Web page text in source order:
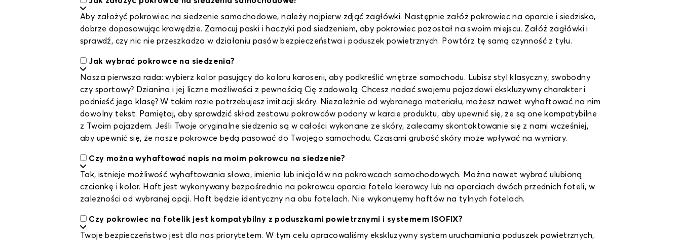
Aby założyć pokrowiec na siedzenie samochodowe, należy najpierw zdjąć zagłówki. Następnie załóż pokrowiec na oparcie i siedzisko,
dobrze dopasowując krawędzie. Zamocuj paski i haczyki pod siedzeniem, aby pokrowiec pozostał na swoim miejscu. Załóż zagłówki i
sprawdź, czy nic nie przeszkadza w działaniu pasów bezpieczeństwa i poduszek powietrznych. Powtórz tę samą czynność z tyłu.
Jak wybrać pokrowce na siedzenia?
Nasza pierwsza rada: wybierz kolor pasujący do koloru karoserii, aby podkreślić wnętrze samochodu. Lubisz styl klasyczny, swobodny
czy sportowy? Dzianina i jej liczne możliwości z pewnością Cię zadowolą. Chcesz nadać swojemu pojazdowi ekskluzywny charakter i
podnieść jego klasę? W takim razie potrzebujesz imitacji skóry. Niezależnie od wybranego materiału, możesz nawet wyhaftować na nim
dowolny tekst. Pamiętaj, aby sprawdzić skład zestawu pokrowców podany w karcie produktu, aby upewnić się, że są one kompatybilne
z Twoim pojazdem. Jeśli Twoje oryginalne siedzenia są w całości wykonane ze skóry, zalecamy skontaktowanie się z nami wcześniej,
aby upewnić się, że nasze pokrowce będą pasować do Twojego samochodu. Czasami grubość skóry może wpływać na wymiary.
Czy można wyhaftować napis na moim pokrowcu na siedzenie?
Tak, istnieje możliwość wyhaftowania słowa, imienia lub inicjałów na pokrowcach samochodowych. Można nawet wybrać ulubioną
czcionkę i kolor. Haft jest wykonywany bezpośrednio na pokrowcu oparcia fotela kierowcy lub na oparciach dwóch przednich foteli, w
zależności od wybranej opcji. Haft będzie identyczny na obu fotelach. Nie wykonujemy haftów na tylnych fotelach.
Czy pokrowiec na fotelik jest kompatybilny z poduszkami powietrznymi i systemem ISOFIX?
Twoje bezpieczeństwo jest dla nas priorytetem. W tym celu opracowaliśmy ekskluzywny system uruchamiania poduszek powietrznych,